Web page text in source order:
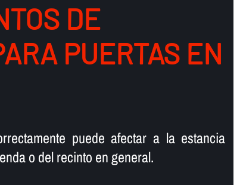
DE
PUERTAS EN
puede afectar a la estancia
o del recinto en general.